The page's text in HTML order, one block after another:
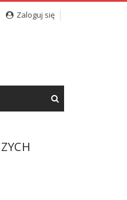
Zaloguj się